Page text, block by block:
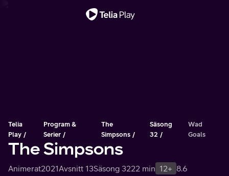
Telia
Play
Program &
Serier
The
Simpsons
Säsong
32
Wad
Goals
The Simpsons
Animerat2021Avsnitt 13Säsong 3222 min 12+ 8.6